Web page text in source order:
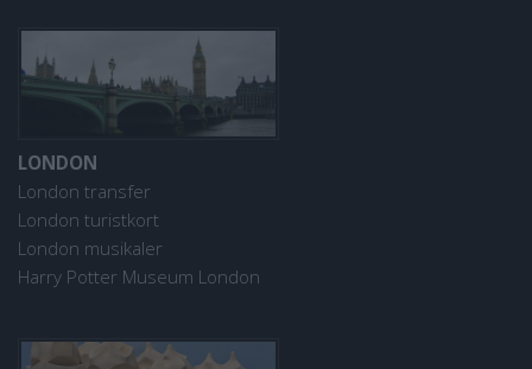
LONDON
London transfer
London turistkort
London musikaler
Harry Potter Museum London